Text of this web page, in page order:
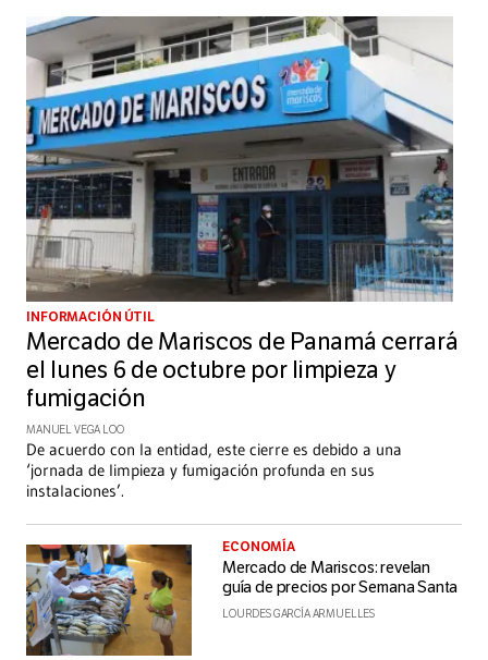
INFORMACIÓN ÚTIL
Mercado de Mariscos de Panamá cerrará
el lunes 6 de octubre por limpieza y
fumigación
MANUEL VEGA LOO
De acuerdo con la entidad, este cierre es debido a una
‘jornada de limpieza y fumigación profunda en sus
instalaciones’.
ECONOMÍA
Mercado de Mariscos: revelan
guía de precios por Semana Santa
LOURDES GARCÍA ARMUELLES